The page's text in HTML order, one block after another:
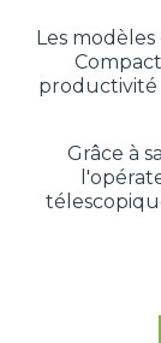
Les
productivité
Grâce à